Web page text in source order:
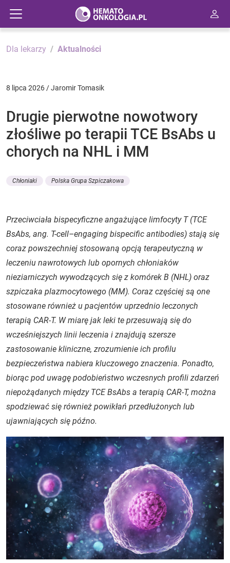
Dla lekarzy Aktualności
8 lipca 2026 / Jaromir Tomasik
Drugie pierwotne nowotwory
złośliwe po terapii TCE BsAbs u
chorych na NHL i MM
Chłoniaki Polska Grupa Szpiczakowa
Przeciwciała bispecyficzne angażujące limfocyty T (TCE
BsAbs, ang. T-cell–engaging bispecific antibodies) stają się
coraz powszechniej stosowaną opcją terapeutyczną w
leczeniu nawrotowych lub opornych chłoniaków
nieziarniczych wywodzących się z komórek B (NHL) oraz
szpiczaka plazmocytowego (MM). Coraz częściej są one
stosowane również u pacjentów uprzednio leczonych
terapią CAR-T. W miarę jak leki te przesuwają się do
wcześniejszych linii leczenia i znajdują szersze
zastosowanie kliniczne, zrozumienie ich profilu
bezpieczeństwa nabiera kluczowego znaczenia. Ponadto,
biorąc pod uwagę podobieństwo wczesnych profili zdarzeń
niepożądanych między TCE BsAbs a terapią CAR-T, można
spodziewać się również powikłań przedłużonych lub
ujawniających się późno.